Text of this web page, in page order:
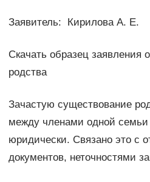
Заявитель: Кирилова А. Е.
Скачать образец заявления
родства
Зачастую существование
между членами одной семьи
юридически. Связано это с
документов, неточностями